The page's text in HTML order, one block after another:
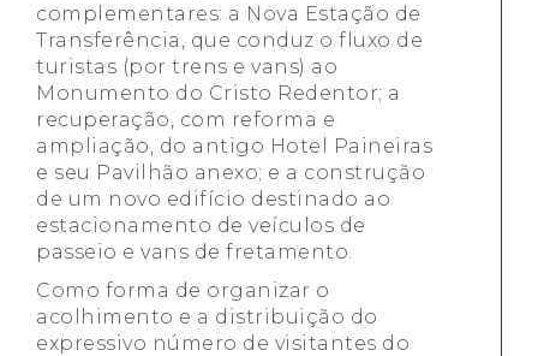
complementares: a Nova Estação de
Transferência, que conduz o fluxo de
turistas (por trens e vans) ao
Monumento do Cristo Redentor; a
recuperação, com reforma e
ampliação, do antigo Hotel Paineiras
e seu Pavilhão anexo; e a construção
de um novo edifício destinado ao
estacionamento de veículos de
passeio e vans de fretamento.
Como forma de organizar o
acolhimento e a distribuição do
expressivo número de visitantes do